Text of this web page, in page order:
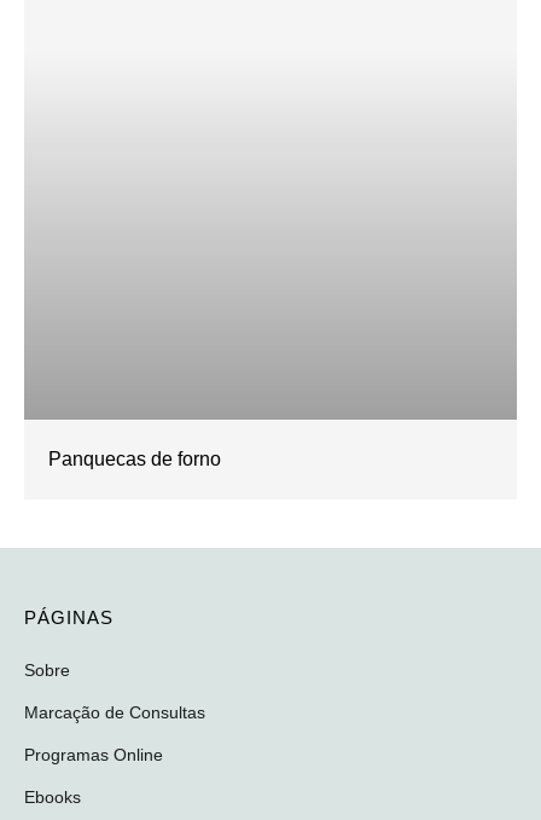
Panquecas de forno
PÁGINAS
Sobre
Marcação de Consultas
Programas Online
Ebooks